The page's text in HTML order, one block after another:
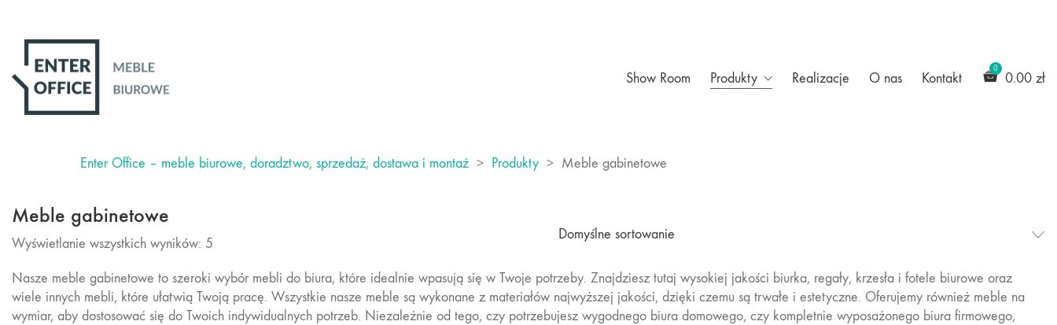
Show Room Produkty Realizacje O nas Kontakt 0.00 zł
Enter Office – meble biurowe, doradztwo, sprzedaż, dostawa i montaż > Produkty > Meble gabinetowe
Meble gabinetowe
Wyświetlanie wszystkich wyników: 5
Domyślne sortowanie
Nasze meble gabinetowe to szeroki wybór mebli do biura, które idealnie wpasują się w Twoje potrzeby. Znajdziesz tutaj wysokiej jakości biurka, regały, krzesła i fotele biurowe oraz
wiele innych mebli, które ułatwią Twoją pracę. Wszystkie nasze meble są wykonane z materiałów najwyższej jakości, dzięki czemu są trwałe i estetyczne. Oferujemy również meble na
wymiar, aby dostosować się do Twoich indywidualnych potrzeb. Niezależnie od tego, czy potrzebujesz wygodnego biura domowego, czy kompletnie wyposażonego biura firmowego,